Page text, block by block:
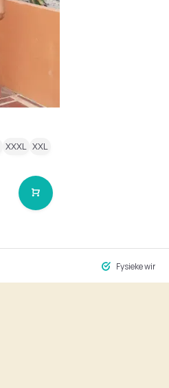
XXXL XXL
Fysieke